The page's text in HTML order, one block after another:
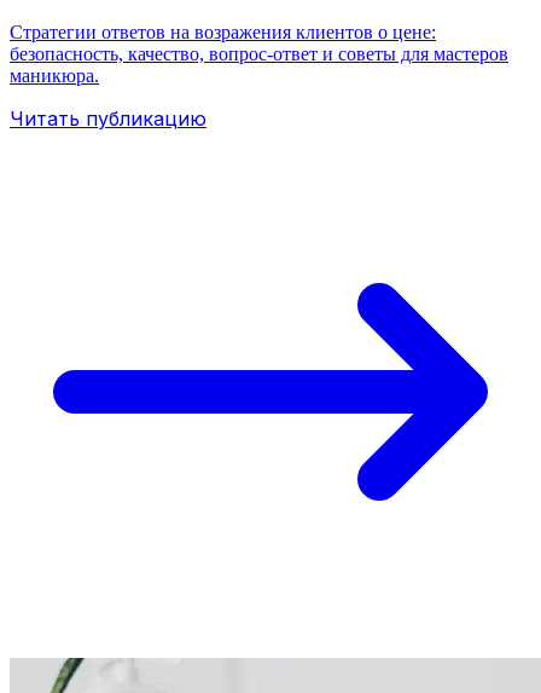
Стратегии ответов на возражения клиентов о цене:
безопасность, качество, вопрос-ответ и советы для мастеров
маникюра.
Читать публикацию